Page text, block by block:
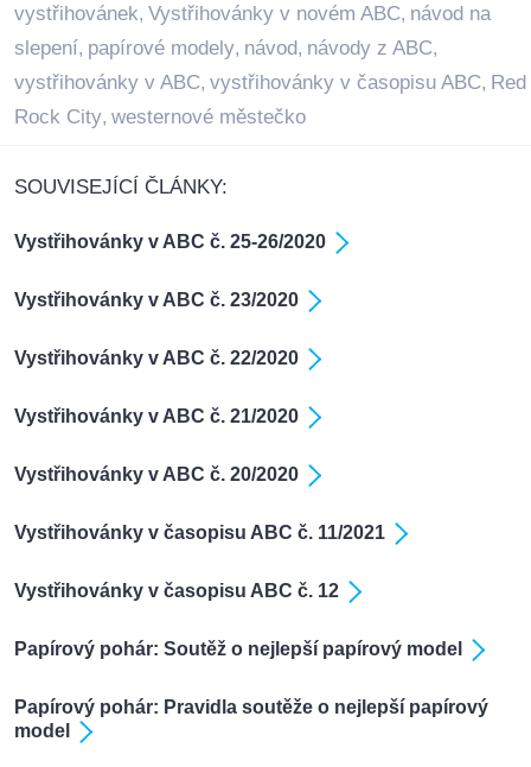
vystřihovánek, Vystřihovánky v novém ABC, návod na
slepení, papírové modely, návod, návody z ABC,
vystřihovánky v ABC, vystřihovánky v časopisu ABC, Red
Rock City, westernové městečko
SOUVISEJÍCÍ ČLÁNKY:
Vystřihovánky v ABC č. 25-26/2020
Vystřihovánky v ABC č. 23/2020
Vystřihovánky v ABC č. 22/2020
Vystřihovánky v ABC č. 21/2020
Vystřihovánky v ABC č. 20/2020
Vystřihovánky v časopisu ABC č. 11/2021
Vystřihovánky v časopisu ABC č. 12
Papírový pohár: Soutěž o nejlepší papírový model
Papírový pohár: Pravidla soutěže o nejlepší papírový
model